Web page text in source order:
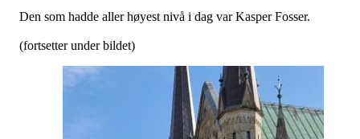
Den som hadde aller høyest nivå i dag var Kasper Fosser.
(fortsetter under bildet)